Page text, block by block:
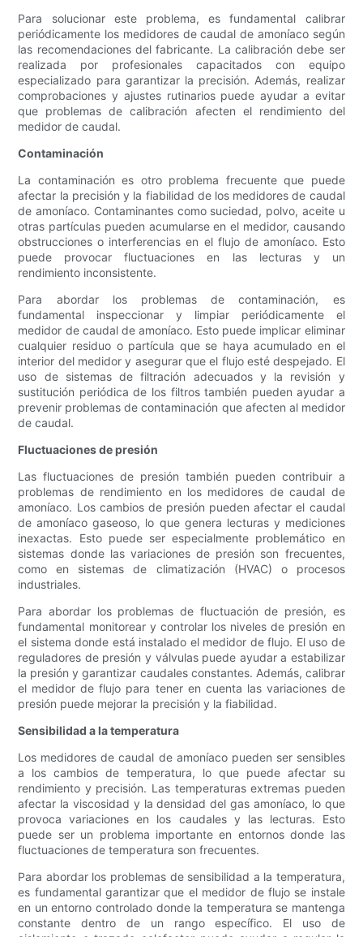
Para solucionar este problema, es fundamental calibrar
periódicamente los medidores de caudal de amoníaco según
las recomendaciones del fabricante. La calibración debe ser
realizada por profesionales capacitados con equipo
especializado para garantizar la precisión. Además, realizar
comprobaciones y ajustes rutinarios puede ayudar a evitar
que problemas de calibración afecten el rendimiento del
medidor de caudal.
Contaminación
La contaminación es otro problema frecuente que puede
afectar la precisión y la fiabilidad de los medidores de caudal
de amoníaco. Contaminantes como suciedad, polvo, aceite u
otras partículas pueden acumularse en el medidor, causando
obstrucciones o interferencias en el flujo de amoníaco. Esto
puede provocar fluctuaciones en las lecturas y un
rendimiento inconsistente.
Para abordar los problemas de contaminación, es
fundamental inspeccionar y limpiar periódicamente el
medidor de caudal de amoníaco. Esto puede implicar eliminar
cualquier residuo o partícula que se haya acumulado en el
interior del medidor y asegurar que el flujo esté despejado. El
uso de sistemas de filtración adecuados y la revisión y
sustitución periódica de los filtros también pueden ayudar a
prevenir problemas de contaminación que afecten al medidor
de caudal.
Fluctuaciones de presión
Las fluctuaciones de presión también pueden contribuir a
problemas de rendimiento en los medidores de caudal de
amoníaco. Los cambios de presión pueden afectar el caudal
de amoníaco gaseoso, lo que genera lecturas y mediciones
inexactas. Esto puede ser especialmente problemático en
sistemas donde las variaciones de presión son frecuentes,
como en sistemas de climatización (HVAC) o procesos
industriales.
Para abordar los problemas de fluctuación de presión, es
fundamental monitorear y controlar los niveles de presión en
el sistema donde está instalado el medidor de flujo. El uso de
reguladores de presión y válvulas puede ayudar a estabilizar
la presión y garantizar caudales constantes. Además, calibrar
el medidor de flujo para tener en cuenta las variaciones de
presión puede mejorar la precisión y la fiabilidad.
Sensibilidad a la temperatura
Los medidores de caudal de amoníaco pueden ser sensibles
a los cambios de temperatura, lo que puede afectar su
rendimiento y precisión. Las temperaturas extremas pueden
afectar la viscosidad y la densidad del gas amoníaco, lo que
provoca variaciones en los caudales y las lecturas. Esto
puede ser un problema importante en entornos donde las
fluctuaciones de temperatura son frecuentes.
Para abordar los problemas de sensibilidad a la temperatura,
es fundamental garantizar que el medidor de flujo se instale
en un entorno controlado donde la temperatura se mantenga
constante dentro de un rango específico. El uso de